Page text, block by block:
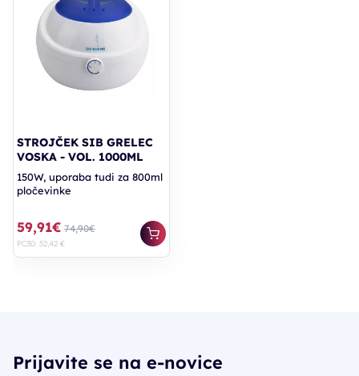
STROJČEK SIB GRELEC
VOSKA - VOL. 1000ML
150W, uporaba tudi za 800ml
pločevinke
59,91€ 74,90€
PC30: 52,42 €
Prijavite se na e-novice